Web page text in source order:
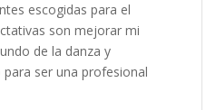
escogidas para el
son mejorar mi
de la danza y
ser una profesional